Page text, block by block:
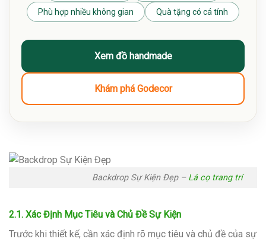
Phù hợp nhiều không gian Quà tặng có cá tính
Xem đồ handmade
Khám phá Godecor
Backdrop Sự Kiện Đẹp – Lá cọ trang trí
2.1. Xác Định Mục Tiêu và Chủ Đề Sự Kiện
Trước khi thiết kế, cần xác định rõ mục tiêu và chủ đề của sự